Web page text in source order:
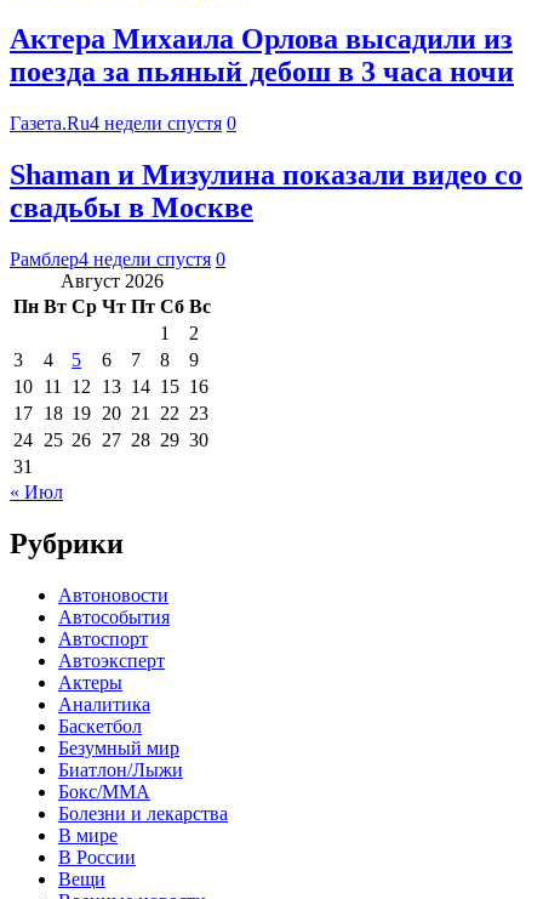
Актера Михаила Орлова высадили из
поезда за пьяный дебош в 3 часа ночи
Газета.Ru4 недели спустя 0
Shaman и Мизулина показали видео со
свадьбы в Москве
Рамблер4 недели спустя 0
Август 2026
Пн Вт Ср Чт Пт Сб Вс
1
2
3
4 5 6 7 8
9
10 11 12 13 14 15 16
17 18 19 20 21 22 23
24 25 26 27 28 29 30
31
« Июл
Рубрики
Автоновости
Автособытия
Автоспорт
Автоэксперт
Актеры
Аналитика
Баскетбол
Безумный мир
Биатлон/Лыжи
Бокс/MMA
Болезни и лекарства
В мире
В России
Вещи